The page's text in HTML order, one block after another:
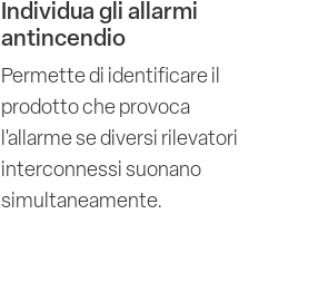
Individua gli allarmi
antincendio
Permette di identificare il
prodotto che provoca
l'allarme se diversi rilevatori
interconnessi suonano
simultaneamente.